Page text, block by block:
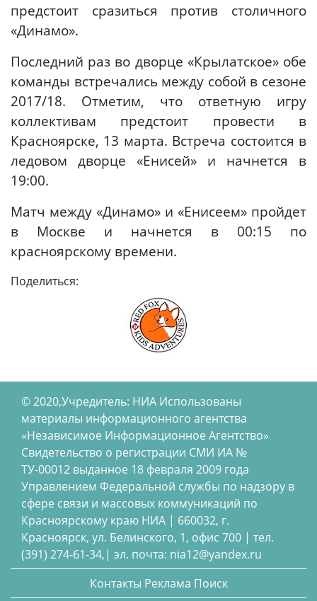
предстоит сразиться против столичного
«Динамо».
Последний раз во дворце «Крылатское» обе
команды встречались между собой в сезоне
2017/18. Отметим, что ответную игру
коллективам предстоит провести в
Красноярске, 13 марта. Встреча состоится в
ледовом дворце «Енисей» и начнется в
19:00.
Матч между «Динамо» и «Енисеем» пройдет
в Москве и начнется в 00:15 по
красноярскому времени.
Поделиться:
© 2020,Учредитель: НИА Использованы
материалы информационного агентства
«Независимое Информационное Агентство»
Свидетельство о регистрации СМИ ИА №
ТУ-00012 выданное 18 февраля 2009 года
Управлением Федеральной службы по надзору в
сфере связи и массовых коммуникаций по
Красноярскому краю НИА | 660032, г.
Красноярск, ул. Белинского, 1, офис 700 | тел.
(391) 274-61-34,| эл. почта: nia12@yandex.ru
Контакты Реклама Поиск